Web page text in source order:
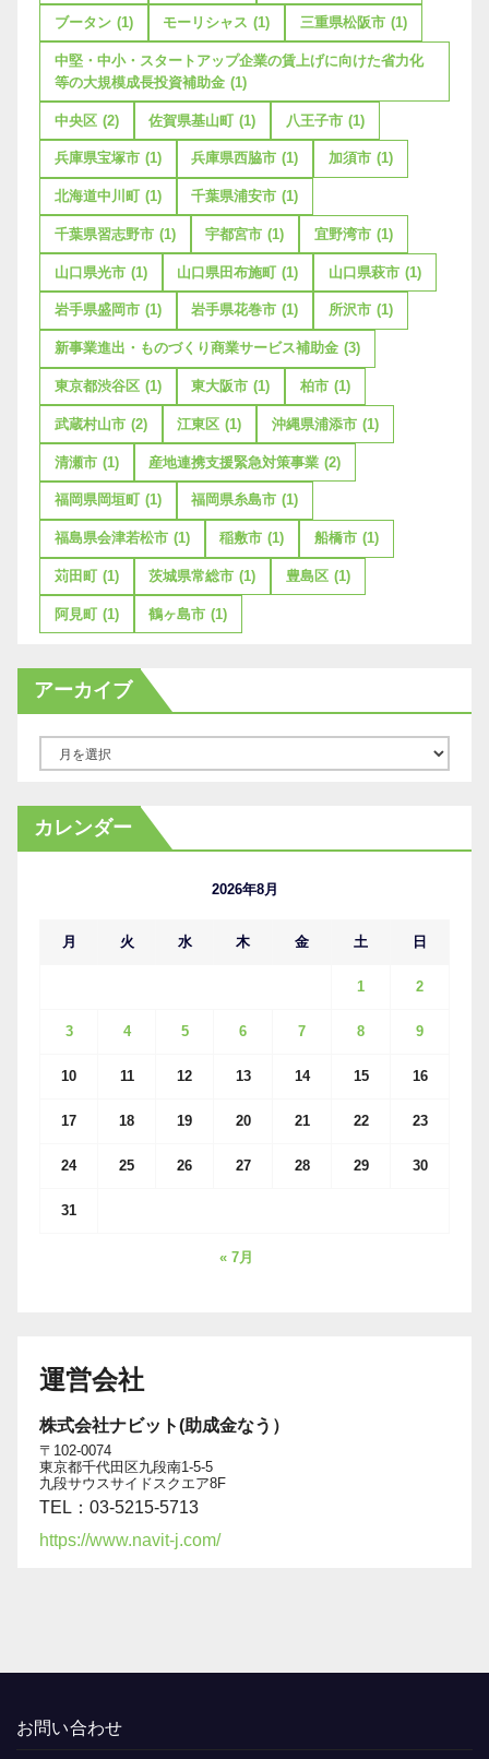
ブータン (1) モーリシャス (1) 三重県松阪市 (1)
中堅・中小・スタートアップ企業の賃上げに向けた省力化
等の大規模成長投資補助金 (1)
中央区 (2) 佐賀県基山町 (1) 八王子市 (1)
兵庫県宝塚市 (1) 兵庫県西脇市 (1) 加須市 (1)
北海道中川町 (1) 千葉県浦安市 (1)
千葉県習志野市 (1) 宇都宮市 (1) 宜野湾市 (1)
山口県光市 (1) 山口県田布施町 (1) 山口県萩市 (1)
岩手県盛岡市 (1) 岩手県花巻市 (1) 所沢市 (1)
新事業進出・ものづくり商業サービス補助金 (3)
東京都渋谷区 (1) 東大阪市 (1) 柏市 (1)
武蔵村山市 (2) 江東区 (1) 沖縄県浦添市 (1)
清瀬市 (1) 産地連携支援緊急対策事業 (2)
福岡県岡垣町 (1) 福岡県糸島市 (1)
福島県会津若松市 (1) 稲敷市 (1) 船橋市 (1)
苅田町 (1) 茨城県常総市 (1) 豊島区 (1)
阿見町 (1) 鶴ヶ島市 (1)
アーカイブ
カ
イ
カレンダー
2026年8月
月 火 水 木 金 土 日
1 2
3 4 5 6 7 8 9
10 11 12 13 14 15 16
17 18 19 20 21 22 23
24 25 26 27 28 29 30
31
« 7月
運営会社
株式会社ナビット(助成金なう）
〒102-0074
東京都千代田区九段南1-5-5
九段サウスサイドスクエア8F
TEL：03-5215-5713
https://www.navit-j.com/
お問い合わせ